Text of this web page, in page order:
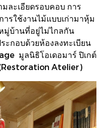
ละเอียดรอบคอบ การ
รใช้งานไม้แบบเก่ามาหุ้ม
มู่บ้านที่อยู่ไม่ไกลกัน
ะกอบด้วยห้องลงทะเบียน
มูลนิธิโอเดอมาร์ ปิเกต์
Atelier)